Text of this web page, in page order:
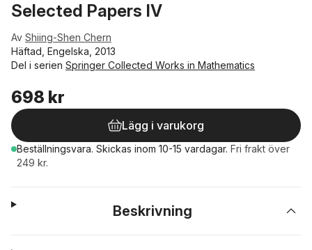
Selected Papers IV
Av Shiing-Shen Chern
Häftad, Engelska, 2013
Del i serien Springer Collected Works in Mathematics
698 kr
Lägg i varukorg
Beställningsvara. Skickas inom 10-15 vardagar. Fri frakt över
249 kr.
Beskrivning